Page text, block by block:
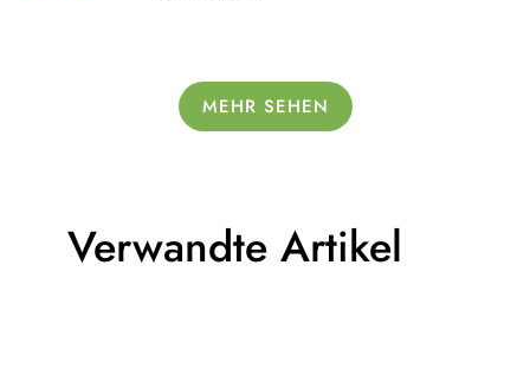
MEHR SEHEN
Verwandte Artikel